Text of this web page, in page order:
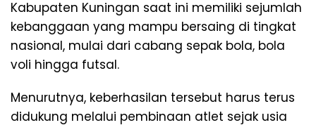
Kabupaten Kuningan saat ini memiliki sejumlah
kebanggaan yang mampu bersaing di tingkat
nasional, mulai dari cabang sepak bola, bola
voli hingga futsal.
Menurutnya, keberhasilan tersebut harus terus
didukung melalui pembinaan atlet sejak usia